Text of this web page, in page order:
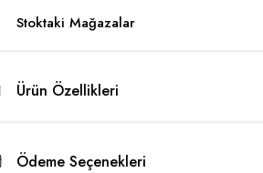
Stoktaki Mağazalar
Ürün Özellikleri
Ödeme Seçenekleri